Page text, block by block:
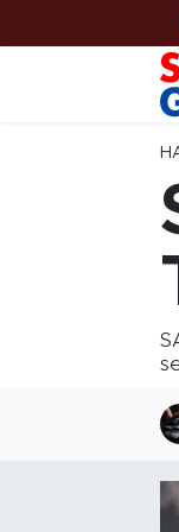
Samsun
Samsun
Resmi
Samsun
Samsun
SAMSUN
Samsun
Süper Lig
Haber